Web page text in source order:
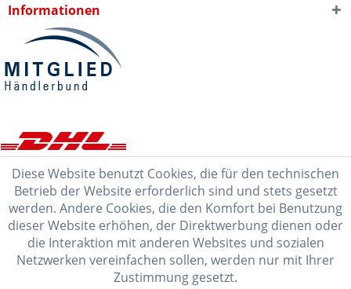
Informationen
Diese Website benutzt Cookies, die für den technischen
Betrieb der Website erforderlich sind und stets gesetzt
werden. Andere Cookies, die den Komfort bei Benutzung
dieser Website erhöhen, der Direktwerbung dienen oder
die Interaktion mit anderen Websites und sozialen
Netzwerken vereinfachen sollen, werden nur mit Ihrer
Zustimmung gesetzt.